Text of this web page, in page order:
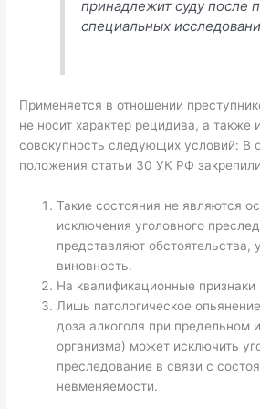
принадлежит суду после
специальных
Применяется в отношении
не носит характер рецидива, а также
совокупность следующих условий: В
положения статьи 30 УК РФ
Такие состояния не являются
исключения уголовного
представляют обстоятельства,
виновность.
На квалификационные
Лишь патологическое
доза алкоголя при предельном
организма) может исключить
преследование в связи с
невменяемости.